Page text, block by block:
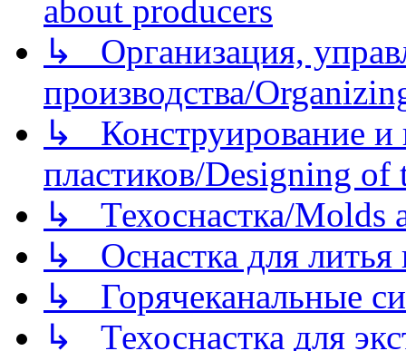
about producers
↳ Организация,
производства/
↳ Конструирование и
пластиков/Designing of
↳ Техоснастка/Molds
↳ Оснастка для литья
↳ Горячеканальные
↳ Техоснастка для